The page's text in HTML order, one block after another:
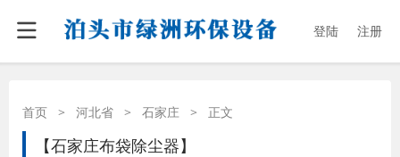
登陆 注册
首页 > 河北省 > 石家庄 > 正文
【石家庄布袋除尘器】